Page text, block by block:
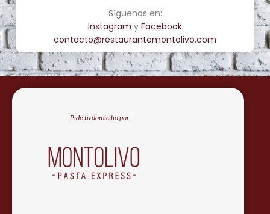
Síguenos en:
Instagram y Facebook
contacto@restaurantemontolivo.com
Pide tu domicilio por: